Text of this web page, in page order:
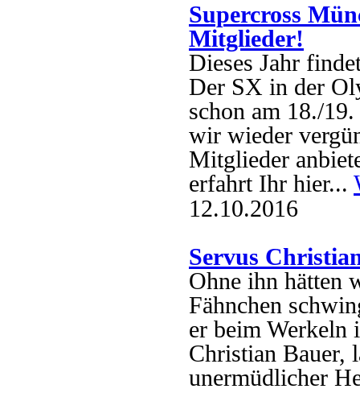
Supercross
Mitglieder!
Dieses Jahr
Der SX in der
schon am 18./
wir wieder
Mitglieder
erfahrt Ihr hier...
12.10.2016
Servus
Ohne ihn hätten
Fähnchen
er beim Werkeln
Christian Bauer,
unermüdlicher